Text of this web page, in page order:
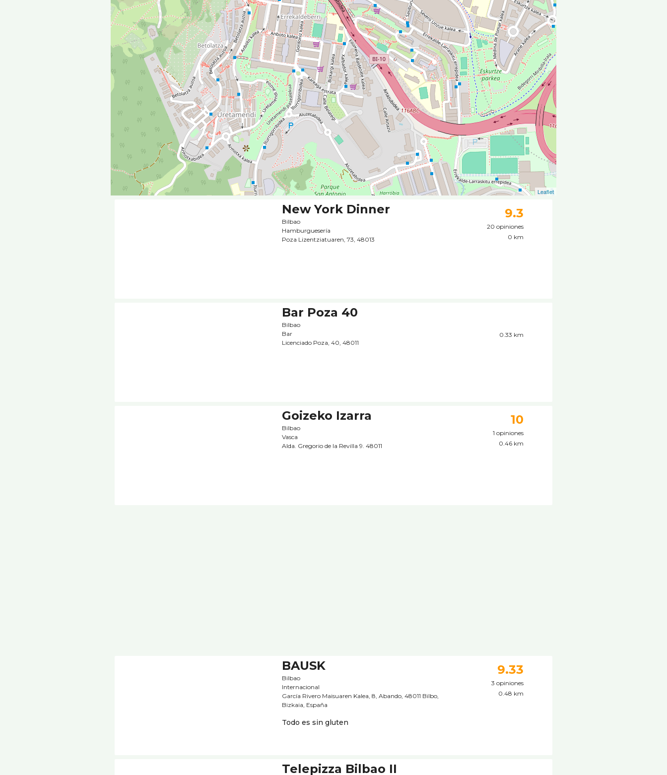
Leaflet
New York Dinner
Bilbao
Hamburgueserí­a
Poza Lizentziatuaren, 73, 48013
9.3
20 opiniones
0 km
Bar Poza 40
Bilbao
Bar
Licenciado Poza, 40, 48011
0.33 km
Goizeko Izarra
Bilbao
Vasca
Alda. Gregorio de la Revilla 9. 48011
10
1 opiniones
0.46 km
BAUSK
Bilbao
Internacional
García Rivero Maisuaren Kalea, 8, Abando, 48011 Bilbo,
Bizkaia, España
9.33
3 opiniones
0.48 km
Todo es sin gluten
Telepizza Bilbao II